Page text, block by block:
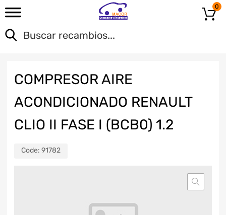
0
COMPRESOR AIRE
ACONDICIONADO RENAULT
CLIO II FASE I (BCB0) 1.2
Code: 91782